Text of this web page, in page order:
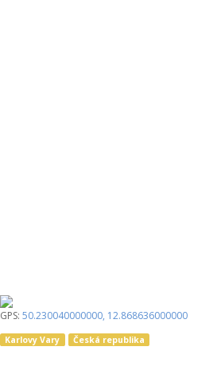
GPS: 50.230040000000, 12.868636000000
Karlovy Vary Česká republika